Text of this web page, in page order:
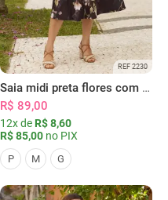
REF 2230
Saia midi preta flores com bolsos
R$ 89,00
12x de R$ 8,60
R$ 85,00 no PIX
P M G